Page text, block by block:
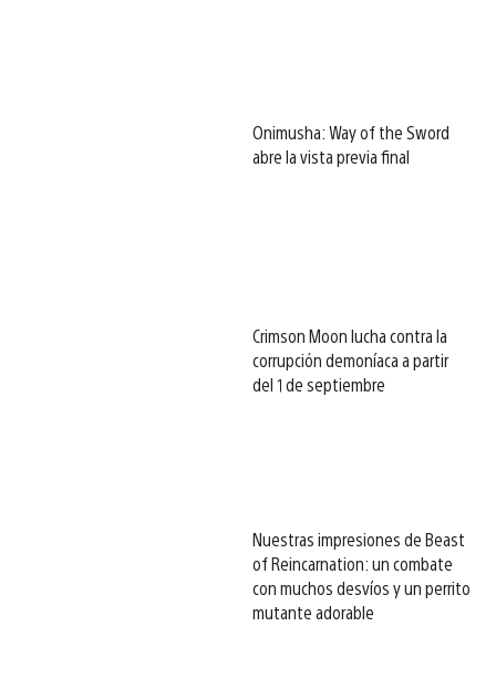
Onimusha: Way of the Sword
abre la vista previa final
Crimson Moon lucha contra la
corrupción demoníaca a partir
del 1 de septiembre
Nuestras impresiones de Beast
of Reincarnation: un combate
con muchos desvíos y un perrito
mutante adorable